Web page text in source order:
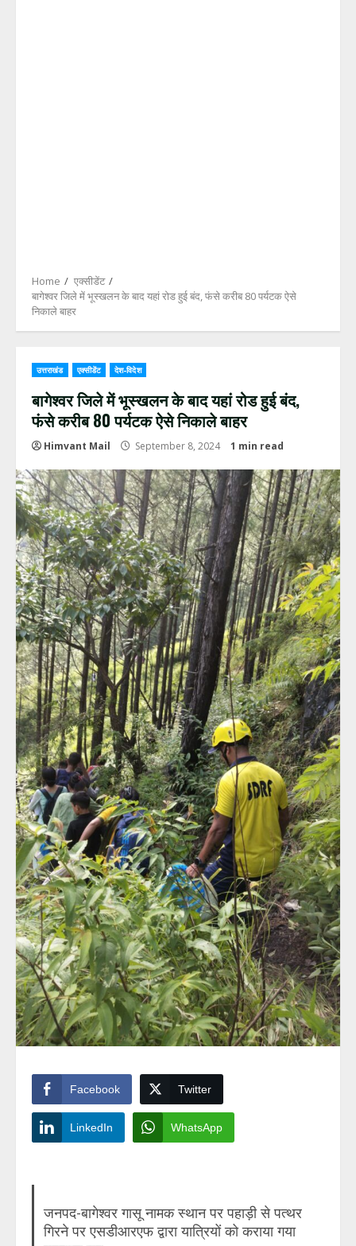
Home
एक्सीडेंट
बागेश्वर जिले में भूस्खलन के बाद यहां रोड हुई बंद, फंसे करीब 80 पर्यटक ऐसे
निकाले बाहर
उत्तराखंड एक्सीडेंट देश-विदेश
बागेश्वर जिले में भूस्खलन के बाद यहां रोड हुई बंद,
फंसे करीब 80 पर्यटक ऐसे निकाले बाहर
Himvant Mail September 8, 2024 1 min read
Facebook Twitter
LinkedIn WhatsApp
जनपद-बागेश्वर गासू नामक स्थान पर पहाड़ी से पत्थर
गिरने पर एसडीआरएफ द्वारा यात्रियों को कराया गया